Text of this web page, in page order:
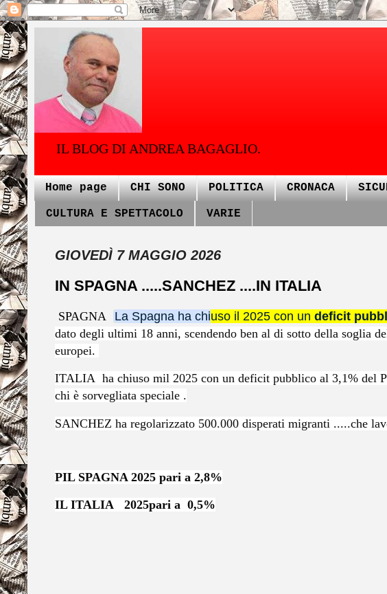
IL BLOG DI ANDREA BAGAGLIO.
Home page CHI SONO POLITICA CRONACA
CULTURA E SPETTACOLO VARIE
GIOVEDÌ 7 MAGGIO 2026
IN SPAGNA .....SANCHEZ ....IN ITALIA
SPAGNA La Spagna ha chiuso il 2025 con un deficit
dato degli ultimi 18 anni, scendendo ben al di sotto della soglia
europei.
ITALIA ha chiuso mil 2025 con un deficit pubblico al 3,1% del
chi è sorvegliata speciale .
SANCHEZ ha regolarizzato 500.000 disperati migranti .....che
PIL SPAGNA 2025 pari a 2,8%
IL ITALIA 2025pari a 0,5%